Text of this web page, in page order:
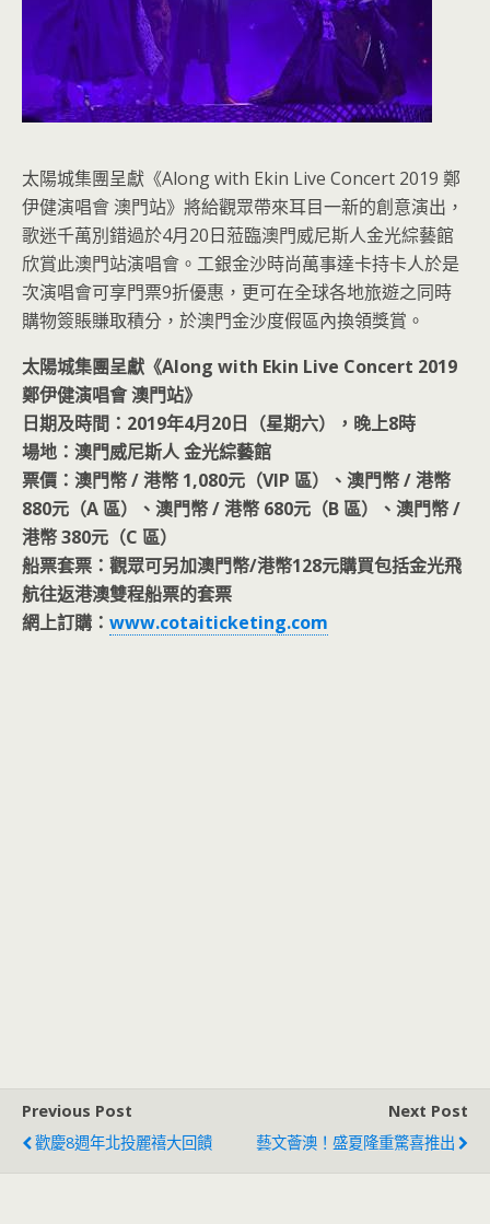
太陽城集團呈獻《Along with Ekin Live Concert 2019 鄭
伊健演唱會 澳門站》將給觀眾帶來耳目一新的創意演出，
歌迷千萬別錯過於4月20日蒞臨澳門威尼斯人金光綜藝館
欣賞此澳門站演唱會。工銀金沙時尚萬事達卡持卡人於是
次演唱會可享門票9折優惠，更可在全球各地旅遊之同時
購物簽賬賺取積分，於澳門金沙度假區內換領獎賞。
太陽城集團呈獻《Along with Ekin Live Concert 2019
鄭伊健演唱會 澳門站》
日期及時間：2019年4月20日（星期六），晚上8時
場地：澳門威尼斯人 金光綜藝館
票價：澳門幣 / 港幣 1,080元（VIP 區）、澳門幣 / 港幣
880元（A 區）、澳門幣 / 港幣 680元（B 區）、澳門幣 /
港幣 380元（C 區）
船票套票：觀眾可另加澳門幣/港幣128元購買包括金光飛
航往返港澳雙程船票的套票
網上訂購： www.cotaiticketing.com
Previous Post
歡慶8週年北投麗禧大回饋
Next Post
藝文薈澳！盛夏隆重驚喜推出